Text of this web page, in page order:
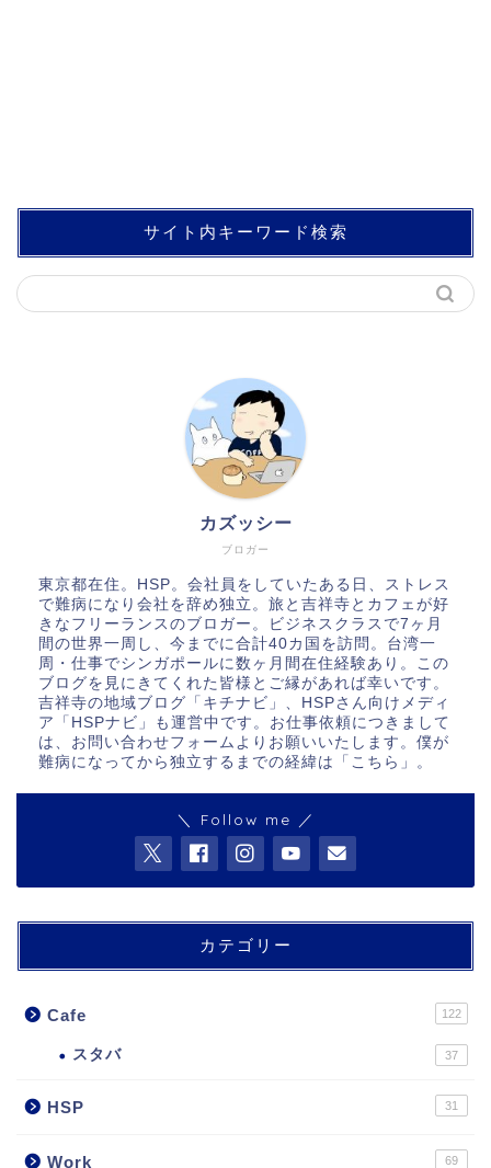
サイト内キーワード検索
ブロガー
カズッシー
東京都在住。HSP。会社員をしていたある日、ストレス
で難病になり会社を辞め独立。旅と吉祥寺とカフェが好
きなフリーランスのブロガー。ビジネスクラスで7ヶ月
間の世界一周し、今までに合計40カ国を訪問。台湾一
周・仕事でシンガポールに数ヶ月間在住経験あり。この
ブログを見にきてくれた皆様とご縁があれば幸いです。
吉祥寺の地域ブログ「キチナビ」、HSPさん向けメディ
ア「HSPナビ」も運営中です。お仕事依頼につきまして
は、お問い合わせフォームよりお願いいたします。僕が
難病になってから独立するまでの経緯は「 こちら 」。
＼ Follow me ／
カテゴリー
Cafe 122
スタバ 37
HSP 31
Work 69